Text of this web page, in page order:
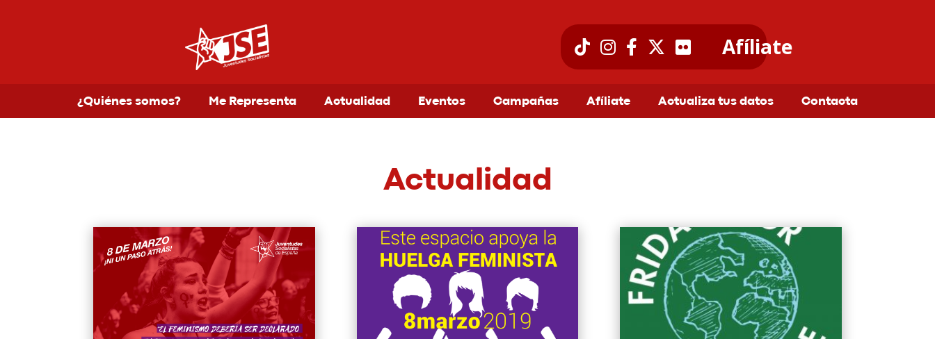
Afíliate
¿Quiénes somos? Me Representa Actualidad Eventos Campañas Afíliate Actualiza tus datos Contacta
Actualidad